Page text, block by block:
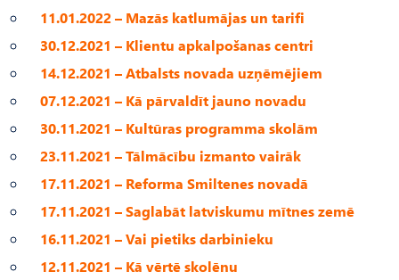
11.01.2022 – Mazās katlumājas un tarifi
30.12.2021 – Klientu apkalpošanas centri
14.12.2021 – Atbalsts novada uzņēmējiem
07.12.2021 – Kā pārvaldīt jauno novadu
30.11.2021 – Kultūras programma skolām
23.11.2021 – Tālmācību izmanto vairāk
17.11.2021 – Reforma Smiltenes novadā
17.11.2021 – Saglabāt latviskumu mītnes zemē
16.11.2021 – Vai pietiks darbinieku
12.11.2021 – Kā vērtē skolēnu